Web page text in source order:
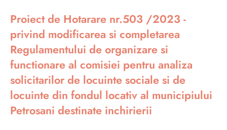
Proiect de Hotarare nr.503 /2023 -
privind modificarea si completarea
Regulamentului de organizare si
functionare al comisiei pentru analiza
solicitarilor de locuinte sociale si de
locuinte din fondul locativ al municipiului
Petrosani destinate inchirierii